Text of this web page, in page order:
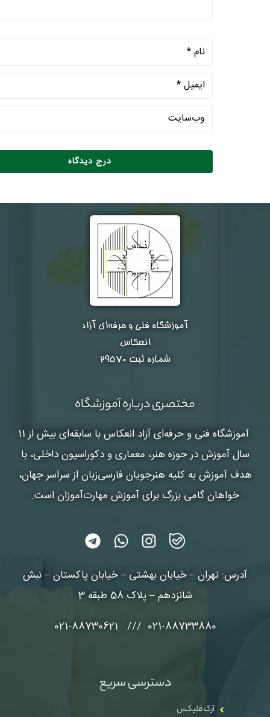
آموزشگاه فنی و حرفه‌ای آزاد
انعکاس
شماره ثبت ۲۹۵۷۰
مختصری درباره آموزشگاه
آموزشگاه فنی و حرفه‌ای آزاد انعکاس
با سابقه‌ای بیش از 11
سال آموزش در حوزه هنر، معماری و دکوراسیون داخلی، با
هدف آموزش به کلیه هنرجویان فارسی‌زبان از سراسر جهان،
خواهان گامی بزرگ برای آموزش مهارت‌آموزان است.
آدرس: تهران – خیابان بهشتی – خیابان پاکستان – نبش
شانزدهم – پلاک 58 طبقه 3
021-88733880 /// 021-88730621
دسترسی سریع
آرک فلیکس